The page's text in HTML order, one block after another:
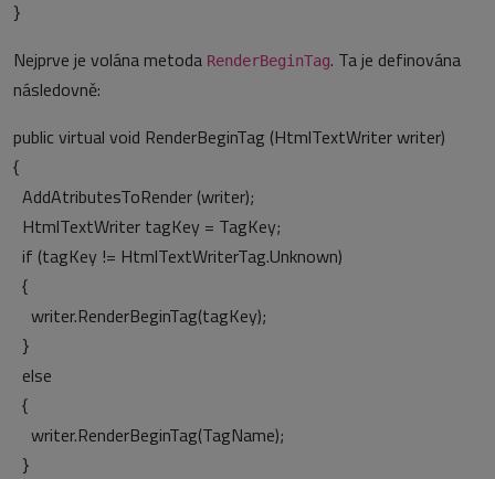
}
Nejprve je volána metoda RenderBeginTag. Ta je definována
následovně:
public virtual void RenderBeginTag (HtmlTextWriter writer)
{
AddAtributesToRender (writer);
HtmlTextWriter tagKey = TagKey;
if (tagKey != HtmlTextWriterTag.Unknown)
{
writer.RenderBeginTag(tagKey);
}
else
{
writer.RenderBeginTag(TagName);
}